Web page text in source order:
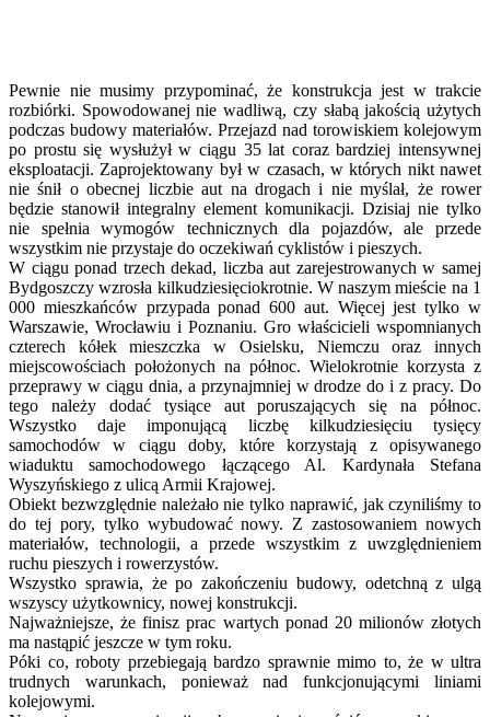
Pewnie nie musimy przypominać, że konstrukcja jest w trakcie
rozbiórki. Spowodowanej nie wadliwą, czy słabą jakością użytych
podczas budowy materiałów. Przejazd nad torowiskiem kolejowym
po prostu się wysłużył w ciągu 35 lat coraz bardziej intensywnej
eksploatacji. Zaprojektowany był w czasach, w których nikt nawet
nie śnił o obecnej liczbie aut na drogach i nie myślał, że rower
będzie stanowił integralny element komunikacji. Dzisiaj nie tylko
nie spełnia wymogów technicznych dla pojazdów, ale przede
wszystkim nie przystaje do oczekiwań cyklistów i pieszych.
W ciągu ponad trzech dekad, liczba aut zarejestrowanych w samej
Bydgoszczy wzrosła kilkudziesięciokrotnie. W naszym mieście na 1
000 mieszkańców przypada ponad 600 aut. Więcej jest tylko w
Warszawie, Wrocławiu i Poznaniu. Gro właścicieli wspomnianych
czterech kółek mieszczka w Osielsku, Niemczu oraz innych
miejscowościach położonych na północ. Wielokrotnie korzysta z
przeprawy w ciągu dnia, a przynajmniej w drodze do i z pracy. Do
tego należy dodać tysiące aut poruszających się na północ.
Wszystko daje imponującą liczbę kilkudziesięciu tysięcy
samochodów w ciągu doby, które korzystają z opisywanego
wiaduktu samochodowego łączącego Al. Kardynała Stefana
Wyszyńskiego z ulicą Armii Krajowej.
Obiekt bezwzględnie należało nie tylko naprawić, jak czyniliśmy to
do tej pory, tylko wybudować nowy. Z zastosowaniem nowych
materiałów, technologii, a przede wszystkim z uwzględnieniem
ruchu pieszych i rowerzystów.
Wszystko sprawia, że po zakończeniu budowy, odetchną z ulgą
wszyscy użytkownicy, nowej konstrukcji.
Najważniejsze, że finisz prac wartych ponad 20 milionów złotych
ma nastąpić jeszcze w tym roku.
Póki co, roboty przebiegają bardzo sprawnie mimo to, że w ultra
trudnych warunkach, ponieważ nad funkcjonującymi liniami
kolejowymi.